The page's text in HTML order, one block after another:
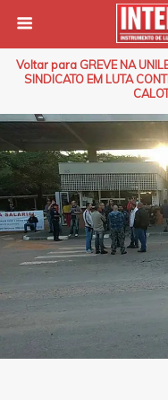
Voltar para GREVE NA
SINDICATO EM LUTA